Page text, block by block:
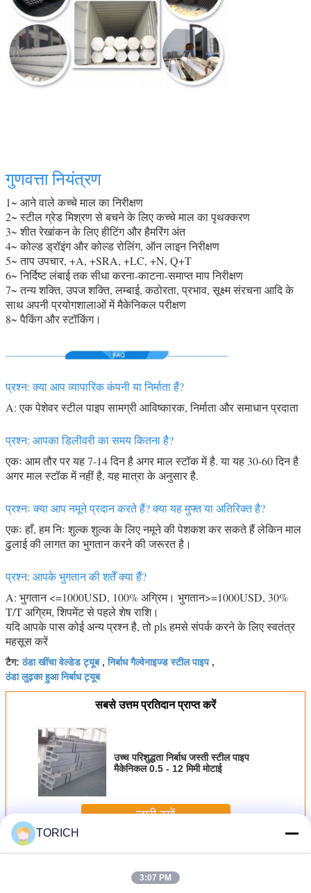
गुणवत्ता नियंत्रण
1~ आने वाले कच्चे माल का निरीक्षण
2~ स्टील ग्रेड मिश्रण से बचने के लिए कच्चे माल का पृथक्करण
3~ शीत रेखांकन के लिए हीटिंग और हैमरिंग अंत
4~ कोल्ड ड्रॉइंग और कोल्ड रोलिंग, ऑन लाइन निरीक्षण
5~ ताप उपचार, +A, +SRA, +LC, +N, Q+T
6~ निर्दिष्ट लंबाई तक सीधा करना-काटना-समाप्त माप निरीक्षण
7~ तन्य शक्ति, उपज शक्ति, लम्बाई, कठोरता, प्रभाव, सूक्ष्म संरचना आदि के
साथ अपनी प्रयोगशालाओं में मैकेनिकल परीक्षण
8~ पैकिंग और स्टॉकिंग।
प्रश्न: क्या आप व्यापारिक कंपनी या निर्माता हैं?
A: एक पेशेवर स्टील पाइप सामग्री आविष्कारक, निर्माता और समाधान प्रदाता
प्रश्न: आपका डिलीवरी का समय कितना है?
एकः आम तौर पर यह 7-14 दिन है अगर माल स्टॉक में है. या यह 30-60 दिन है
अगर माल स्टॉक में नहीं है, यह मात्रा के अनुसार है.
प्रश्नः क्या आप नमूने प्रदान करते हैं? क्या यह मुफ्त या अतिरिक्त है?
एकः हाँ, हम निः शुल्क शुल्क के लिए नमूने की पेशकश कर सकते हैं लेकिन माल
ढुलाई की लागत का भुगतान करने की जरूरत है।
प्रश्न: आपके भुगतान की शर्तें क्या हैं?
A: भुगतान <=1000USD, 100% अग्रिम। भुगतान>=1000USD, 30%
T/T अग्रिम, शिपमेंट से पहले शेष राशि।
यदि आपके पास कोई अन्य प्रश्न है, तो pls हमसे संपर्क करने के लिए स्वतंत्र
महसूस करें
टैग:ठंडा खींचा वेल्डेड ट्यूब,निर्बाध गैल्वेनाइज्ड स्टील पाइप,
ठंडा लुढ़का हुआ निर्बाध ट्यूब
सबसे उत्तम प्रतिदान प्राप्त करें
उच्च परिशुद्धता निर्बाध जस्ती स्टील पाइप
मैकेनिकल 0.5 - 12 मिमी मोटाई
जारी रखें
अधिकनिर्बाध शीत ड्रोन स्टील ट्यूब
TORICH
3:07 PM